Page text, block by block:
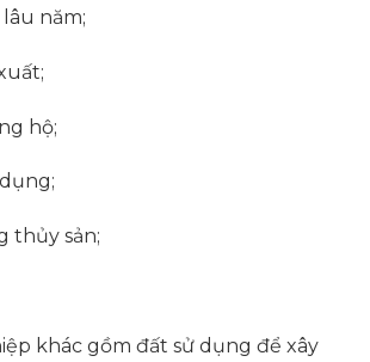
năm;
hộ;
thủy sản;
khác gồm đất sử dụng để xây